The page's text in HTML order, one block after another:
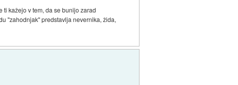
kažejo v tem, da se bunijo zarad
"zahodnjak" predstavlja nevernika, žida,